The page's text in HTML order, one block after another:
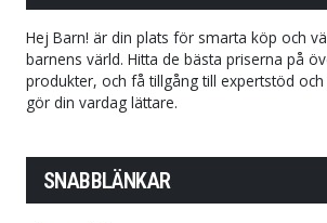
Hej Barn! är din plats för smarta köp och
barnens värld. Hitta de bästa priserna på
produkter, och få tillgång till expertstöd
gör din vardag lättare.
SNABBLÄNKAR